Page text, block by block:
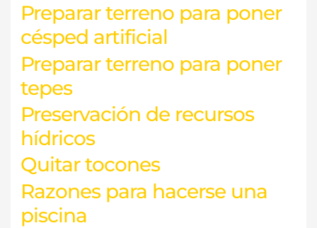
Preparar terreno para poner
césped artificial
Preparar terreno para poner
tepes
Preservación de recursos
hídricos
Quitar tocones
Razones para hacerse una
piscina